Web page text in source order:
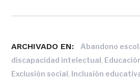
ARCHIVADO EN: Abandono
discapacidad intelectual,
Exclusión social, Inclusión